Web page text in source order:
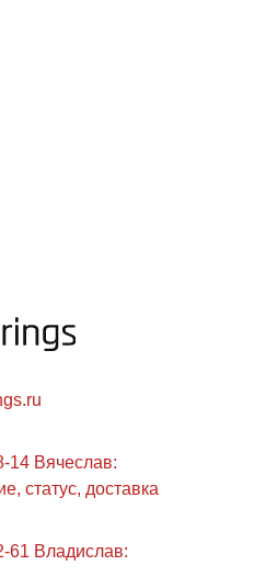
14 Вячеслав:
статус, доставка
61 Владислав: